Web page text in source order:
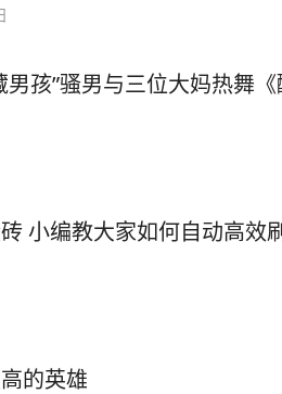
孩”骚男与三位大妈热舞
小编教大家如何自动高效
的英雄